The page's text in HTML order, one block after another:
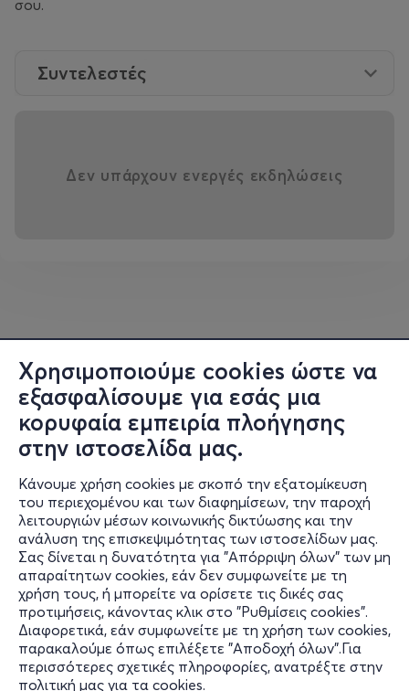
Χρησιμοποιούμε cookies ώστε να
εξασφαλίσουμε για εσάς μια
κορυφαία εμπειρία πλοήγησης
στην ιστοσελίδα μας.
Κάνουμε χρήση cookies με σκοπό την εξατομίκευση
του περιεχομένου και των διαφημίσεων, την παροχή
λειτουργιών μέσων κοινωνικής δικτύωσης και την
ανάλυση της επισκεψιμότητας των ιστοσελίδων μας.
Σας δίνεται η δυνατότητα για "Απόρριψη όλων" των μη
απαραίτητων cookies, εάν δεν συμφωνείτε με τη
χρήση τους, ή μπορείτε να ορίσετε τις δικές σας
προτιμήσεις, κάνοντας κλικ στο "Ρυθμίσεις cookies".
Διαφορετικά, εάν συμφωνείτε με τη χρήση των cookies,
παρακαλούμε όπως επιλέξετε "Αποδοχή όλων".Για
περισσότερες σχετικές πληροφορίες, ανατρέξτε στην
πολιτική μας για τα cookies.
σου.
Συντελεστές
Δεν υπάρχουν ενεργές εκδηλώσεις
Πληροφορίες
Υποστήριξη
Stay Connected